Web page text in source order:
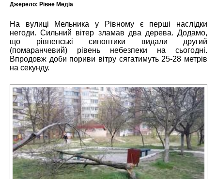
Джерело: Рівне Медіа
На вулиці Мельника у Рівному є перші наслідки
негоди. Сильний вітер зламав два дерева. Додамо,
що рівненські синоптики видали другий
(помаранчевий) рівень небезпеки на сьогодні.
Впродовж доби пориви вітру сягатимуть 25-28 метрів
на секунду.